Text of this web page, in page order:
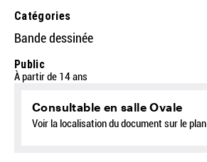
Catégories
Bande dessinée
Public
À partir de 14 ans
Consultable en salle Ovale
Voir la localisation du document sur le plan